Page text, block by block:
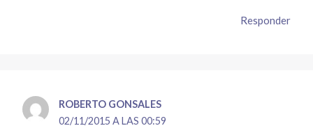
Responder
ROBERTO GONSALES
02/11/2015 A LAS 00:59